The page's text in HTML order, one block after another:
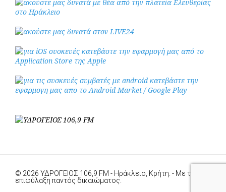
© 2026 ΥΔΡΟΓΕΙΟΣ 106,9 FM - Ηράκλειο, Κρήτη. - Με την
επιφύλαξη παντός δικαιώματος.